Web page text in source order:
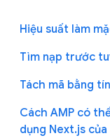
Hiệu suất làm
Tìm nạp trước
Tách mã bằng
Cách AMP có
dụng Next.js của